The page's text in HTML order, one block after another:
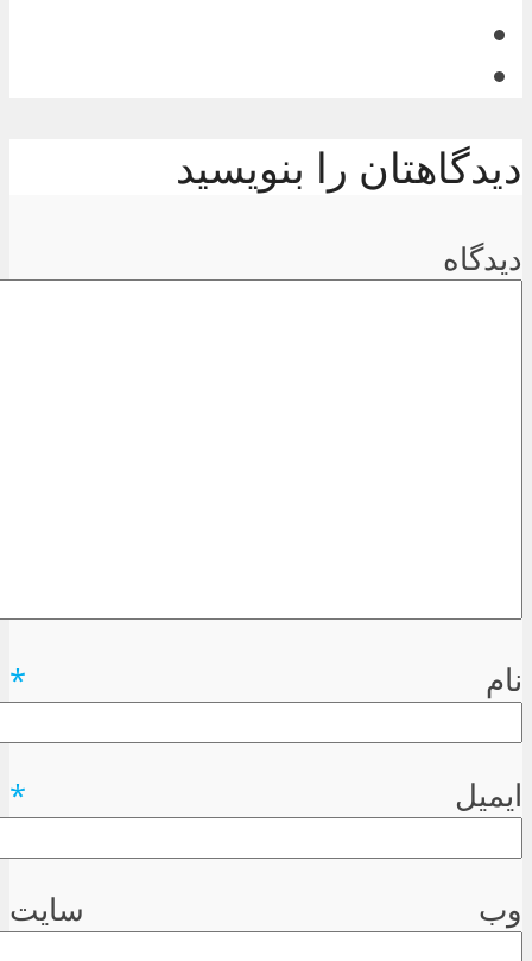
دیدگاهتان را بنویسید
دیدگاه
نام *
ایمیل *
وب سایت